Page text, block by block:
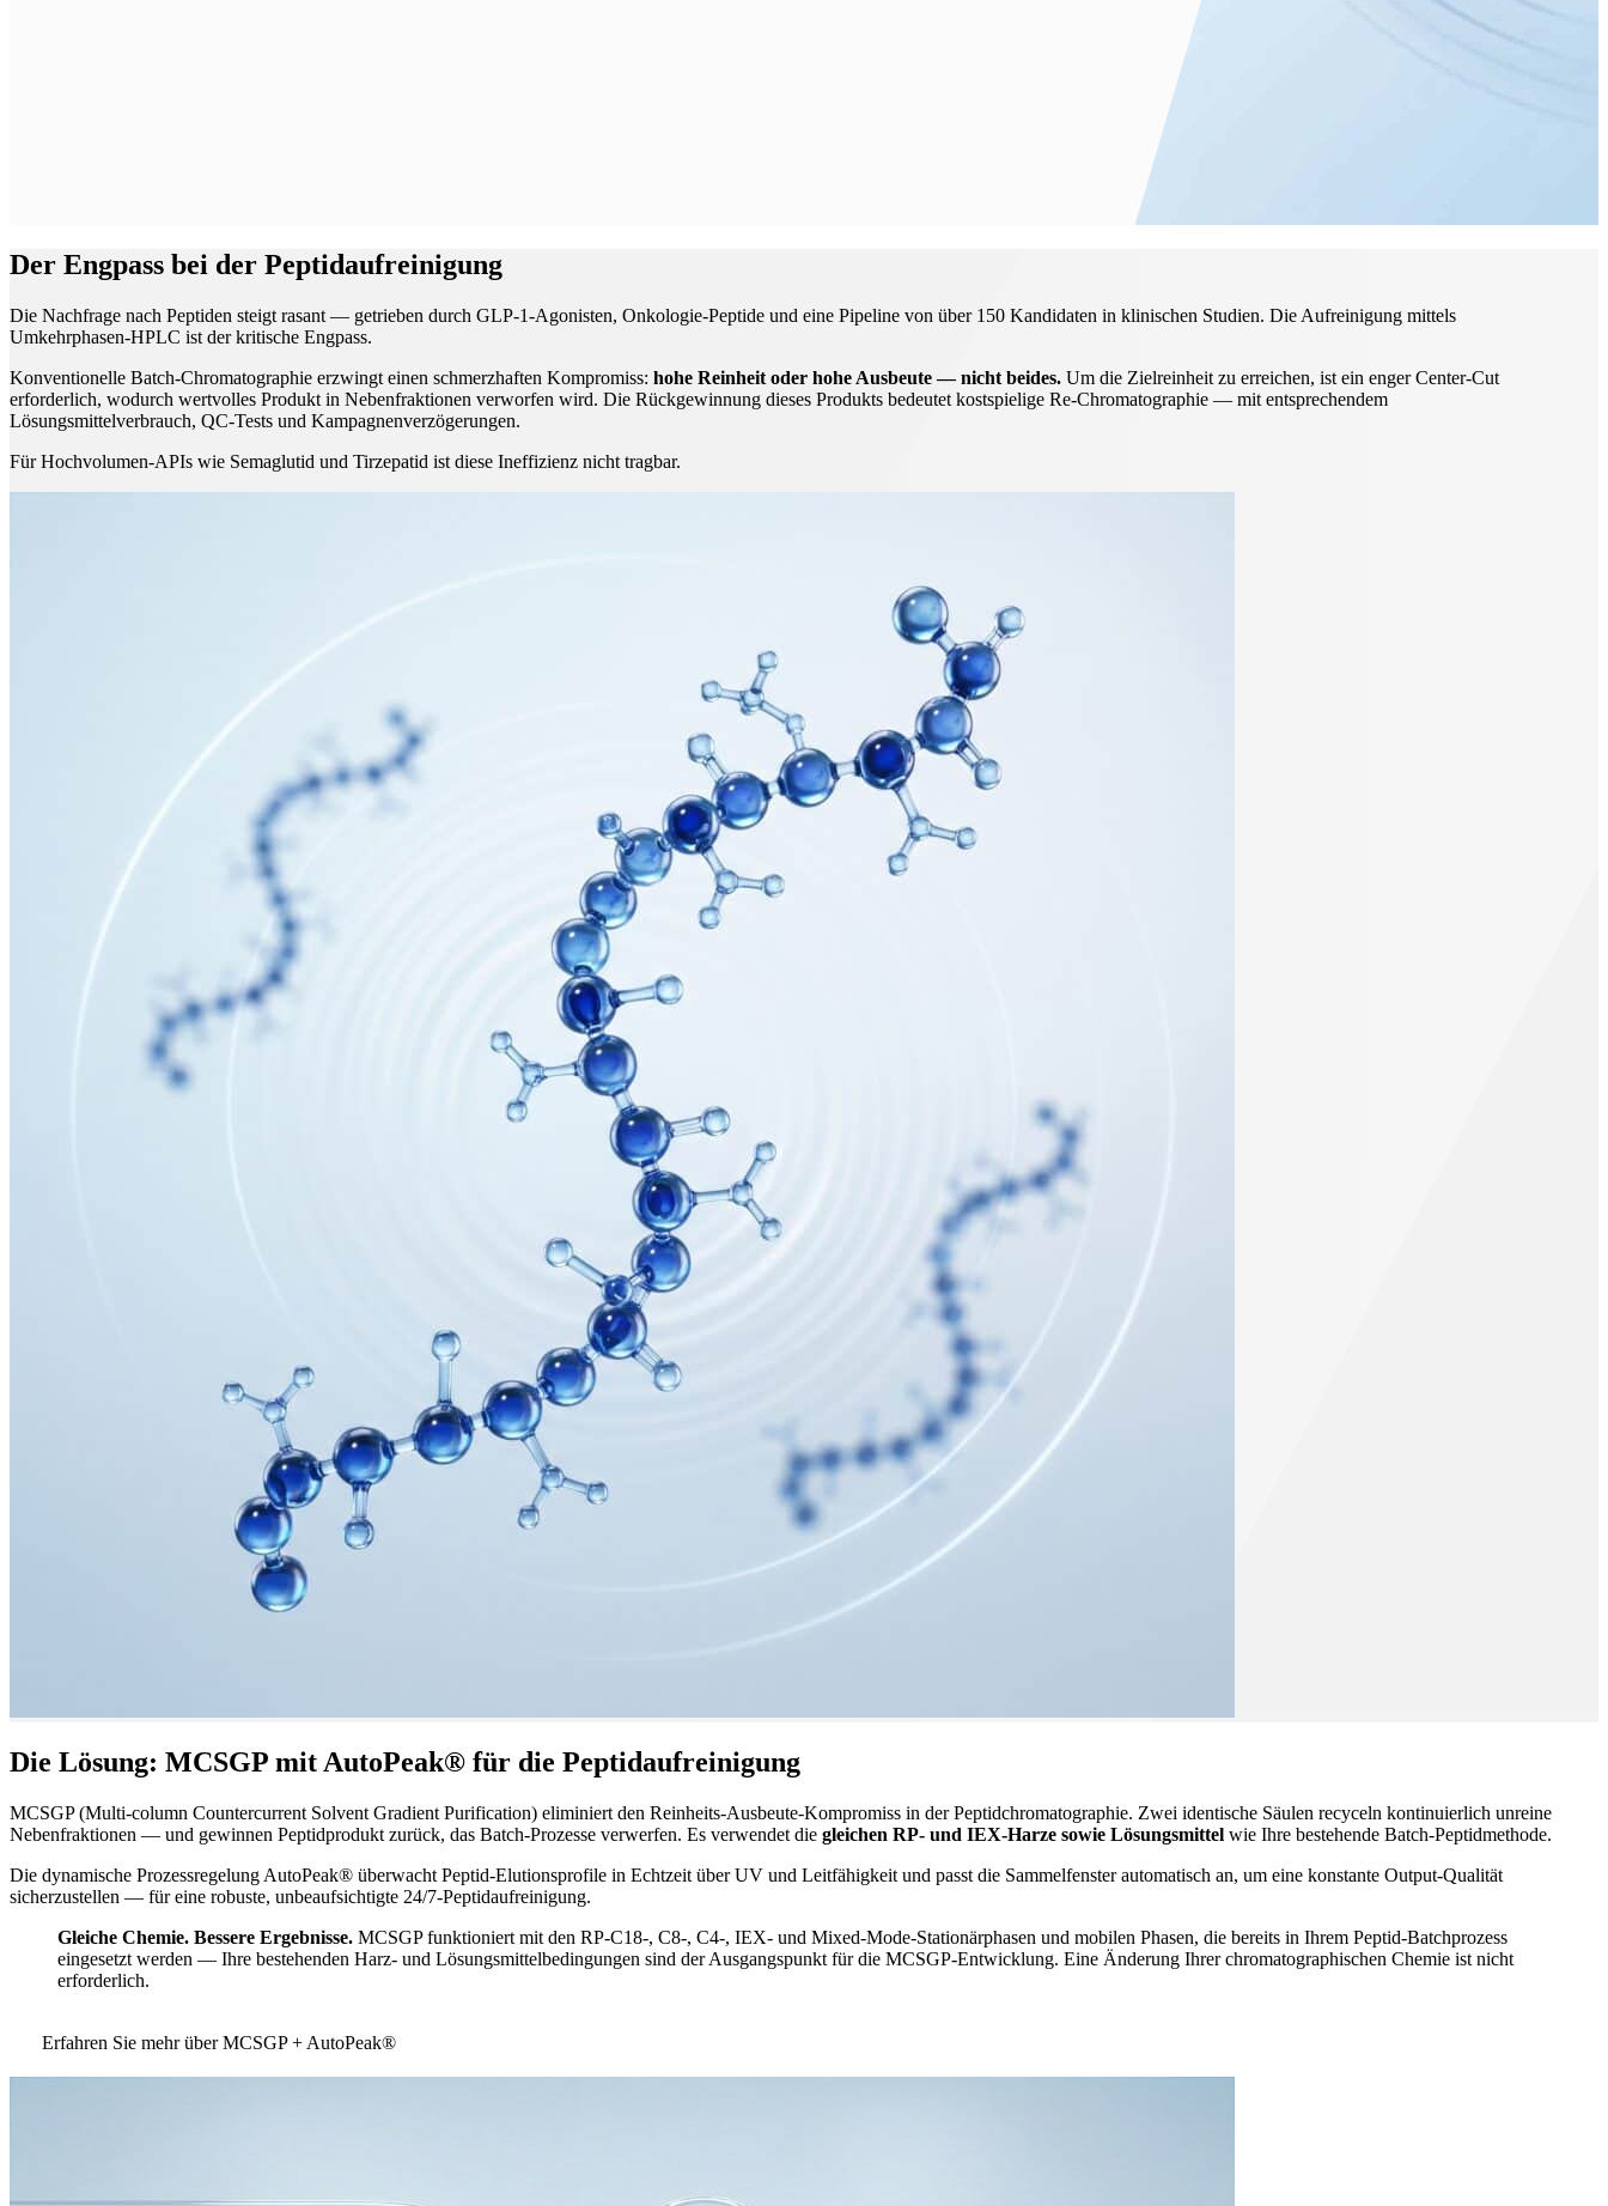
Der Engpass bei der Peptidaufreinigung
Die Nachfrage nach Peptiden steigt rasant — getrieben durch GLP-1-Agonisten, Onkologie-Peptide und eine Pipeline von über 150 Kandidaten in klinischen Studien. Die Aufreinigung mittels
Umkehrphasen-HPLC ist der kritische Engpass.
Konventionelle Batch-Chromatographie erzwingt einen schmerzhaften Kompromiss: hohe Reinheit oder hohe Ausbeute — nicht beides. Um die Zielreinheit zu erreichen, ist ein enger Center-Cut
erforderlich, wodurch wertvolles Produkt in Nebenfraktionen verworfen wird. Die Rückgewinnung dieses Produkts bedeutet kostspielige Re-Chromatographie — mit entsprechendem
Lösungsmittelverbrauch, QC-Tests und Kampagnenverzögerungen.
Für Hochvolumen-APIs wie Semaglutid und Tirzepatid ist diese Ineffizienz nicht tragbar.
Die Lösung: MCSGP mit AutoPeak® für die Peptidaufreinigung
MCSGP (Multi-column Countercurrent Solvent Gradient Purification) eliminiert den Reinheits-Ausbeute-Kompromiss in der Peptidchromatographie. Zwei identische Säulen recyceln kontinuierlich unreine
Nebenfraktionen — und gewinnen Peptidprodukt zurück, das Batch-Prozesse verwerfen. Es verwendet die gleichen RP- und IEX-Harze sowie Lösungsmittel wie Ihre bestehende Batch-Peptidmethode.
Die dynamische Prozessregelung AutoPeak® überwacht Peptid-Elutionsprofile in Echtzeit über UV und Leitfähigkeit und passt die Sammelfenster automatisch an, um eine konstante Output-Qualität
sicherzustellen — für eine robuste, unbeaufsichtigte 24/7-Peptidaufreinigung.
Gleiche Chemie. Bessere Ergebnisse. MCSGP funktioniert mit den RP-C18-, C8-, C4-, IEX- und Mixed-Mode-Stationärphasen und mobilen Phasen, die bereits in Ihrem Peptid-Batchprozess
eingesetzt werden — Ihre bestehenden Harz- und Lösungsmittelbedingungen sind der Ausgangspunkt für die MCSGP-Entwicklung. Eine Änderung Ihrer chromatographischen Chemie ist nicht
erforderlich.
Erfahren Sie mehr über MCSGP + AutoPeak®